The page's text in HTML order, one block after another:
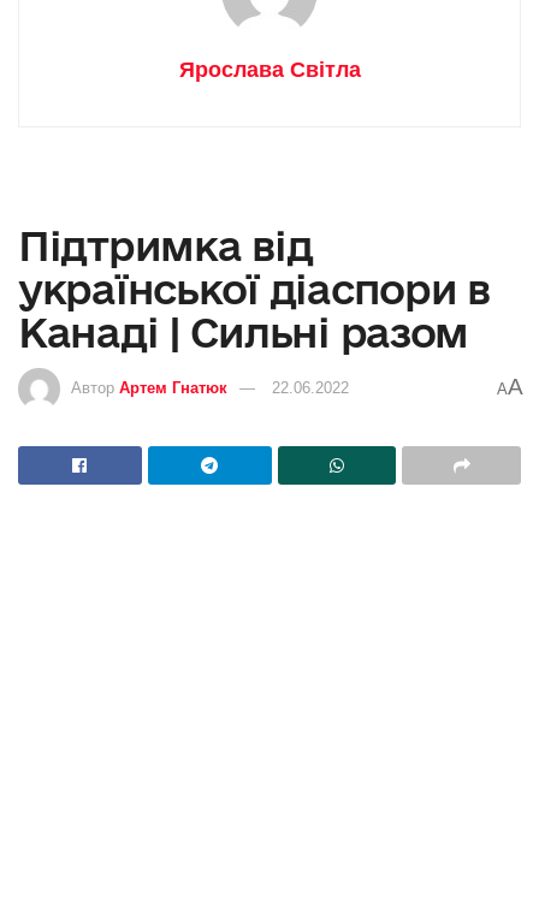
Ярослава Світла
Підтримка від
української діаспори в
Канаді | Сильні разом
Автор Артем Гнатюк 22.06.2022 AA